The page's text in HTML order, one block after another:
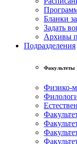
Бланки
Задать
Архивы
Подразделения
Факультеты
Физико-